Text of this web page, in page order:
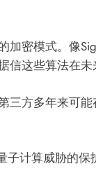
加密模式。像
信这些算法在未
三方多年来可
计算威胁的保